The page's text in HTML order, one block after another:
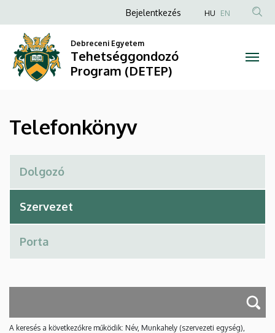
Telefonkönyv
Tehetséggondozó
Program
(DETEP)
a
tartalomra
Anonim
fiók
menüje
Bejelentkezés HU EN
Debreceni Egyetem
Tehetséggondozó
Program (DETEP)
Telefonkönyv
A keresés a következőkre működik: Név, Munkahely (szervezeti egység),